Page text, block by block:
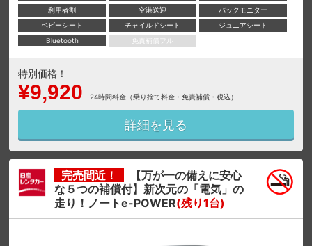
利用者割
空港送迎
バックモニター
ベビーシート
チャイルドシート
ジュニアシート
Bluetooth
免責補償フル
特別価格！
¥9,920 24時間料金（乗り捨て料金・免責補償・税込）
詳細を見る
完売間近！
【万が一の備えに安心
な５つの補償付】新次元の「電気」の
走り！ノートe-POWER(残り1台)